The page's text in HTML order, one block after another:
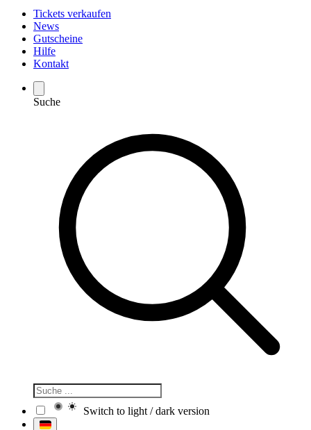
Tickets verkaufen
News
Gutscheine
Hilfe
Kontakt
Suche
Switch to light / dark version